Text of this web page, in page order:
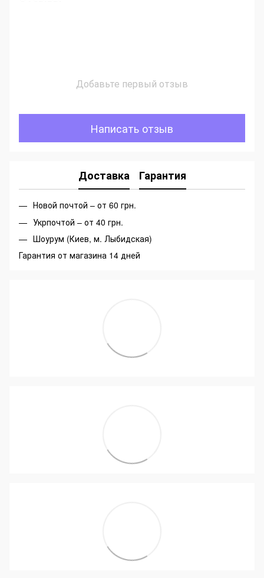
Добавьте первый отзыв
Написать отзыв
Доставка Гарантия
Новой почтой – от 60 грн.
Укрпочтой – от 40 грн.
Шоурум (Киев, м. Лыбидская)
Гарантия от магазина 14 дней